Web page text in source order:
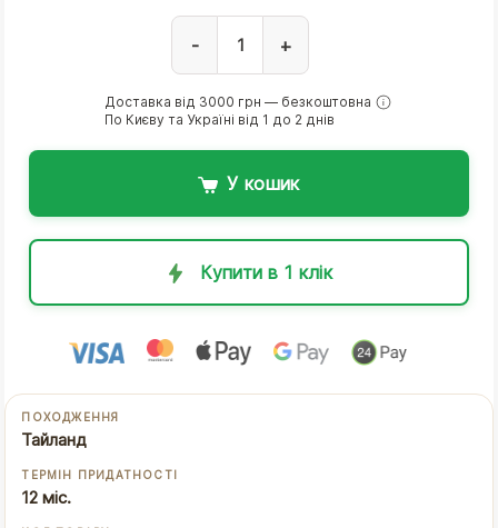
- +
Доставка від 3000 грн — безкоштовна
По Києву та Україні від 1 до 2 днів
У кошик
Купити в 1 клік
ПОХОДЖЕННЯ
Тайланд
ТЕРМІН ПРИДАТНОСТІ
12 міс.